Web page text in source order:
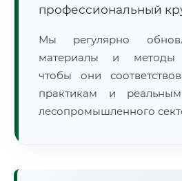
профессиональный
Мы регулярно
материалы и методы
чтобы они
практикам и
лесопромышленного